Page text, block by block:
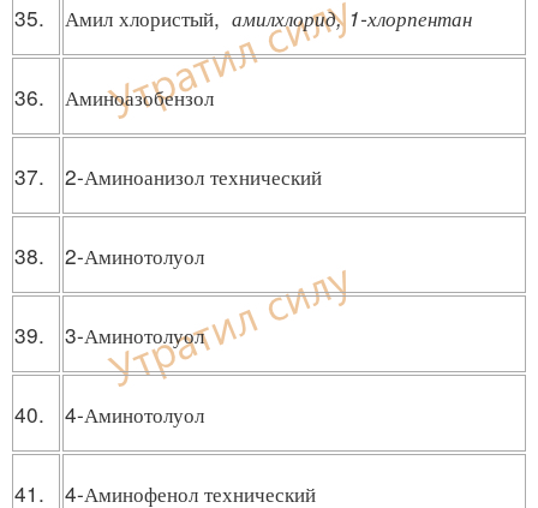
35. Амил хлористый, амилхлорид, 1-хлорпентан
36. Аминоазобензол
37. 2-Аминоанизол технический
38. 2-Аминотолуол
39. 3-Аминотолуол
40. 4-Аминотолуол
41. 4-Аминофенол технический